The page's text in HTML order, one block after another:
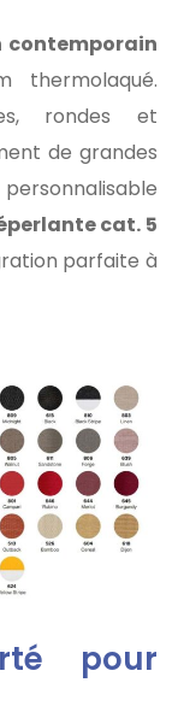
contemporain
thermolaqué.
rondes et
de grandes
cat. 5
parfaite à
pour